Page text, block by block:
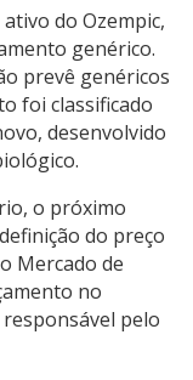
do Ozempic,
genérico.
prevê genéricos
foi classificado
desenvolvido
o próximo
do preço
Mercado de
no
pelo